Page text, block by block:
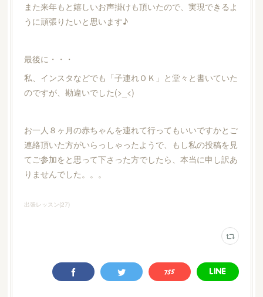
また来年もと嬉しいお声掛けも頂いたので、実現できるよ
うに頑張りたいと思います♪
最後に・・・
私、インスタなどでも「子連れＯＫ」と堂々と書いていた
のですが、勘違いでした(>_<)
お一人８ヶ月の赤ちゃんを連れて行ってもいいですかとご
連絡頂いた方がいらっしゃったようで、もし私の投稿を見
てご参加をと思って下さった方でしたら、本当に申し訳あ
りませんでした。。。
出張レッスン(27)